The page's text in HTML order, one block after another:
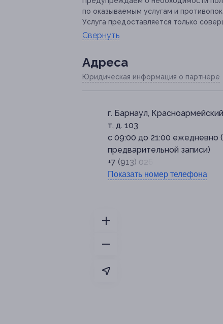
по оказываемым услугам и
Услуга предоставляется только
Свернуть
Адресa
Юридическая информация о партнёре
г. Барнаул,
т, д. 103
с 09:00 до 21:00 ежедневно
предварительной записи)
+7 (913) 026-07-81
Показать номер телефона